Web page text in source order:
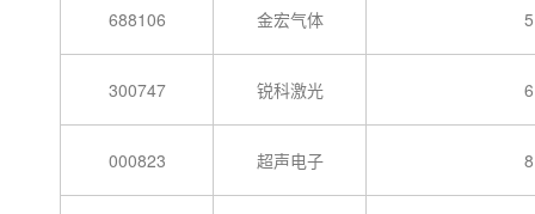
688106 金宏气体 5
300747 锐科激光 6
000823 超声电子 8